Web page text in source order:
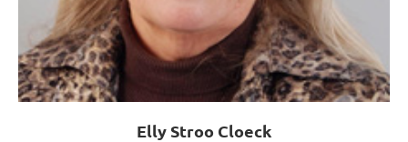
Elly Stroo Cloeck